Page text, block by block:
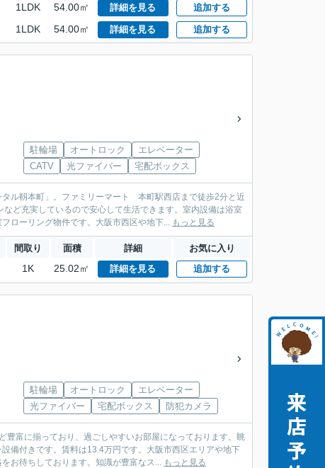
1LDK 54.00㎡ 詳細を見る 追加する
1LDK 54.00㎡ 詳細を見る 追加する
駐輪場 オートロック
エレベーター
CATV
光ファイバー 宅配ボックス
ル靱本町」。ファミリーマート 本町駅西店まで徒歩2分と近
ど充実しているので安心して生活できます。室内設備は浴室
ローリング物件です。大阪市西区や地下... もっと見る
間取り 面積 詳細 お気に入り
1K 25.02㎡ 詳細を見る 追加する
駐輪場 オートロック
エレベーター
光ファイバー
宅配ボックス 防犯カメラ
富に揃っており、過ごしやすいお部屋になっております。眺
備付きです。賃料は13.4万円です。大阪市西区エリアや地下
お待ちしております。知識が豊富なス... もっと見る